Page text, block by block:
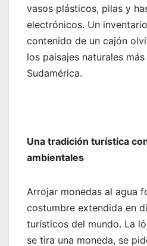
vasos plásticos, pilas y
electrónicos. Un
contenido de un cajón
los paisajes naturales
Sudamérica.
Una tradición turística
ambientales
Arrojar monedas al agua
costumbre extendida en
turísticos del mundo. La
se tira una moneda, se